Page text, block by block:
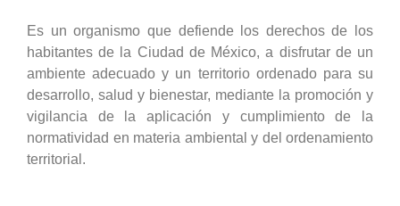
Es un organismo que defiende los derechos de los
habitantes de la Ciudad de México, a disfrutar de un
ambiente adecuado y un territorio ordenado para su
desarrollo, salud y bienestar, mediante la promoción y
vigilancia de la aplicación y cumplimiento de la
normatividad en materia ambiental y del ordenamiento
territorial.